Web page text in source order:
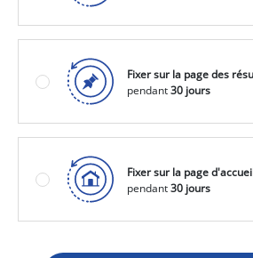
Fixer sur la page des
pendant30 jours
Fixer sur la page
pendant30 jours